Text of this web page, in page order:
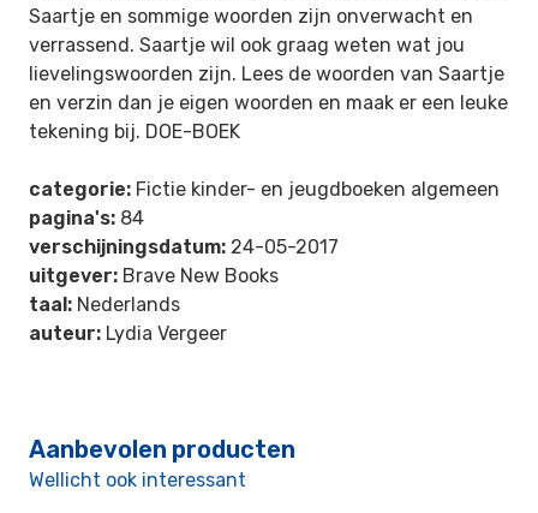
Saartje en sommige woorden zijn onverwacht en
verrassend. Saartje wil ook graag weten wat jou
lievelingswoorden zijn. Lees de woorden van Saartje
en verzin dan je eigen woorden en maak er een leuke
tekening bij. DOE-BOEK
categorie: Fictie kinder- en jeugdboeken algemeen
pagina's: 84
verschijningsdatum: 24-05-2017
uitgever: Brave New Books
taal: Nederlands
auteur: Lydia Vergeer
Aanbevolen producten
Wellicht ook interessant